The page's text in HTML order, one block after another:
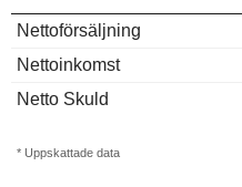
Nettoförsäljning
Nettoinkomst
Netto Skuld
* Uppskattade data